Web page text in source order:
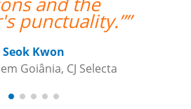
punctuality.””
Seok Kwon
Goiânia, CJ Selecta